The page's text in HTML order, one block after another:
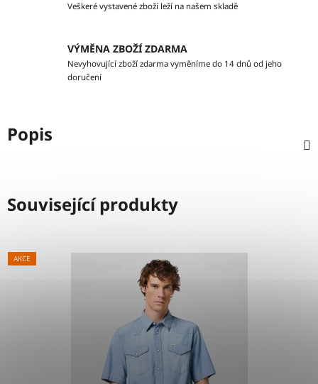
Veškeré vystavené zboží leží na našem skladě
VÝMĚNA ZBOŽÍ ZDARMA
Nevyhovující zboží zdarma vyměníme do 14 dnů od jeho
doručení
Popis
Související produkty
AKCE